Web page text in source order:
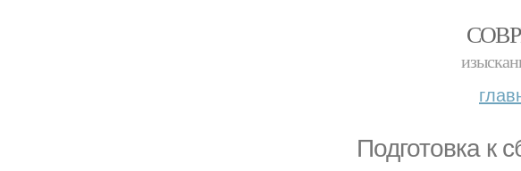
Подготовка к